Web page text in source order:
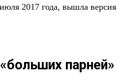
2017 года, вышла версия
парней»